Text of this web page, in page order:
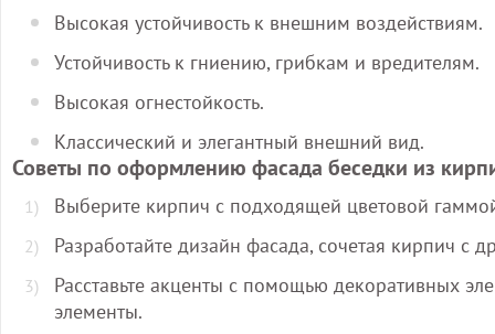
Высокая устойчивость к внешним воздействиям.
Устойчивость к гниению, грибкам и вредителям.
Высокая огнестойкость.
Классический и элегантный внешний вид.
Советы по оформлению фасада беседки из
Выберите кирпич с подходящей цветовой
Разработайте дизайн фасада, сочетая кирпич с
Расставьте акценты с помощью декоративных
элементы.